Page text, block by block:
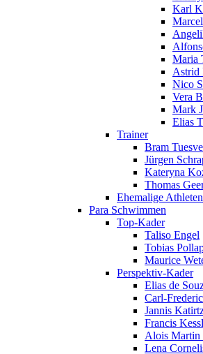
Karl
Maria
Astrid
Nico
Vera
Mark
Elias
Trainer
Bram
Jürgen
Kateryna
Thomas
Ehemalige Athleten
Para Schwimmen
Top-Kader
Taliso Engel
Tobias
Maurice
Perspektiv-Kader
Elias de
Carl-
Jannis
Francis
Alois Martin
Lena